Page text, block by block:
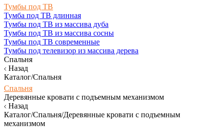
Тумбы под ТВ
Тумба под ТВ длинная
Тумбы под ТВ из массива дуба
Тумбы под ТВ из массива сосны
Тумбы под ТВ современные
Тумбы под телевизор из массива дерева
Спальня
Назад
Каталог/Спальня
Спальня
Деревянные кровати с подъемным механизмом
Назад
Каталог/Спальня/Деревянные кровати с подъемным
механизмом